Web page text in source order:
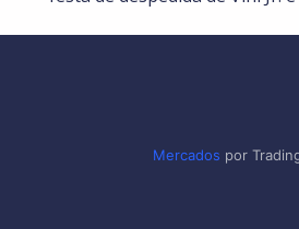
Mercados por